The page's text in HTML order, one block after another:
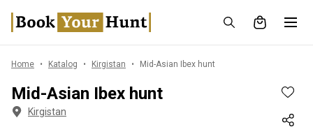
Home Katalog Kirgistan Mid-Asian Ibex hunt
Mid-Asian Ibex hunt
Kirgistan